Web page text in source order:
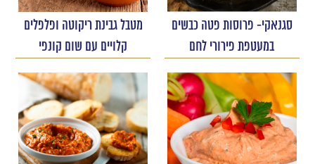
סגנאקי- פרוסות פטה כבשים
במעטפת פירורי לחם
מטבל גבינת ריקוטה ופלפלים
קלויים עם שום קונפי